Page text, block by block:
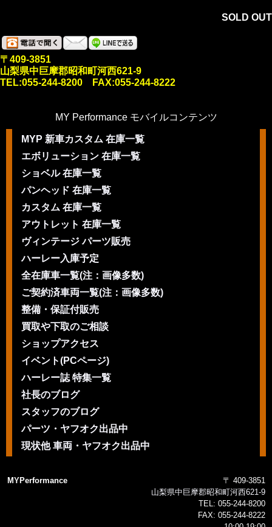
SOLD OUT
〒409-3851
山梨県中巨摩郡昭和町河西621-9
TEL:055-244-8200 FAX:055-244-8222
MY Performance モバイルコンテンツ
MYP 新車カスタム 在庫一覧
エボリューション 在庫一覧
ショベル 在庫一覧
パンヘッド 在庫一覧
カスタム 在庫一覧
アウトレット 在庫一覧
ヴィンテージ パーツ販売
ハーレー入庫予定
全在庫車一覧(注：画像多数)
ご契約済車両一覧(注：画像多数)
整備・保証付販売
買取や下取のご相談
ショップアクセス
イベント(PCページ)
ハーレー誌 特集一覧
社長のブログ
スタッフのブログ
パーツ・ヤフオク出品中
現状他 車両・ヤフオク出品中
MYPerformance
〒 409-3851
山梨県中巨摩郡昭和町河西621-9
TEL: 055-244-8200
FAX: 055-244-8222